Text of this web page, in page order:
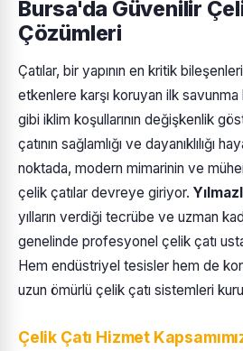
Bursa'da Güvenilir
Çözümleri
Çatılar, bir yapının en kritik
etkenlere karşı koruyan ilk savunma
gibi iklim koşullarının değişkenlik
çatının sağlamlığı ve dayanıklılığı
noktada, modern mimarinin ve
çelik çatılar devreye giriyor.
yılların verdiği tecrübe ve uzman
genelinde profesyonel çelik çatı
Hem endüstriyel tesisler hem de
uzun ömürlü çelik çatı sistemleri
Çelik Çatı Hizmet